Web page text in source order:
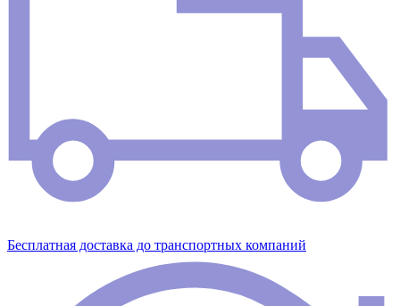
Бесплатная доставка до транспортных компаний